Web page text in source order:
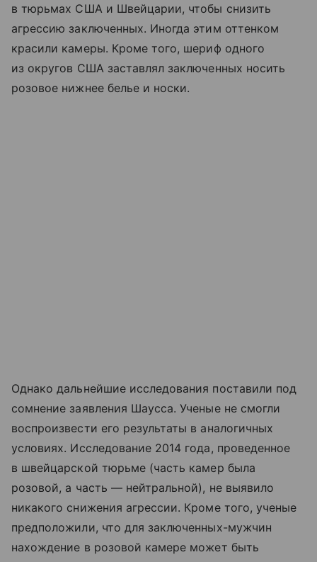
в тюрьмах США и Швейцарии, чтобы снизить
агрессию заключенных. Иногда этим оттенком
красили камеры. Кроме того, шериф одного
из округов США заставлял заключенных носить
розовое нижнее белье и носки.
Однако дальнейшие исследования поставили под
сомнение заявления Шаусса. Ученые не смогли
воспроизвести его результаты в аналогичных
условиях. Исследование 2014 года, проведенное
в швейцарской тюрьме (часть камер была
розовой, а часть — нейтральной), не выявило
никакого снижения агрессии. Кроме того, ученые
предположили, что для заключенных-мужчин
нахождение в розовой камере может быть